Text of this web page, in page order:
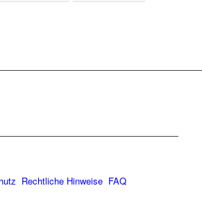
Rechtliche Hinweise FAQ